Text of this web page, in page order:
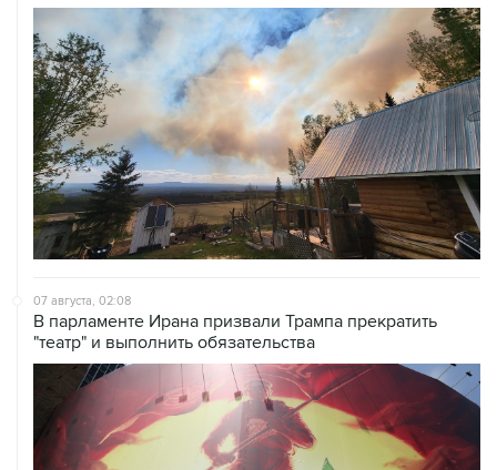
07 августа, 02:08
В парламенте Ирана призвали Трампа прекратить
"театр" и выполнить обязательства